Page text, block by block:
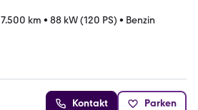
7.500 km • 88 kW (120 PS) • Benzin
Kontakt Parken